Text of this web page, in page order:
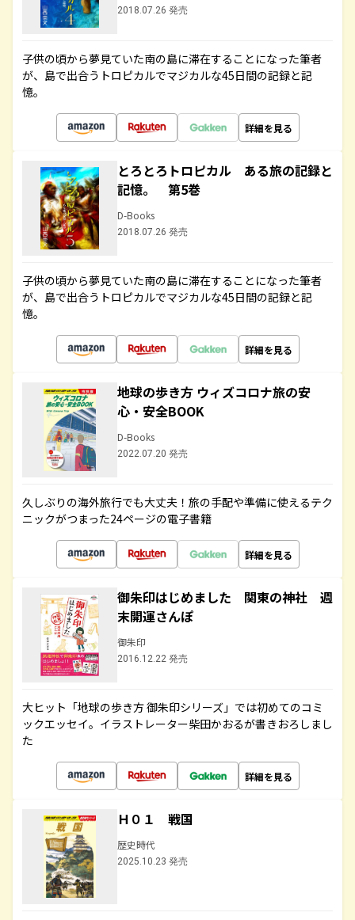
2018.07.26 発売
子供の頃から夢見ていた南の島に滞在することになった筆者
が、島で出合うトロピカルでマジカルな45日間の記録と記
憶。
詳細を見る
とろとろトロピカル ある旅の記録と
記憶。 第5巻
D-Books
2018.07.26 発売
子供の頃から夢見ていた南の島に滞在することになった筆者
が、島で出合うトロピカルでマジカルな45日間の記録と記
憶。
詳細を見る
地球の歩き方 ウィズコロナ旅の安
心・安全BOOK
D-Books
2022.07.20 発売
久しぶりの海外旅行でも大丈夫！旅の手配や準備に使えるテク
ニックがつまった24ページの電子書籍
詳細を見る
御朱印はじめました 関東の神社 週
末開運さんぽ
御朱印
2016.12.22 発売
大ヒット「地球の歩き方 御朱印シリーズ」では初めてのコミ
ックエッセイ。イラストレーター柴田かおるが書きおろしまし
た
詳細を見る
Ｈ０１ 戦国
歴史時代
2025.10.23 発売